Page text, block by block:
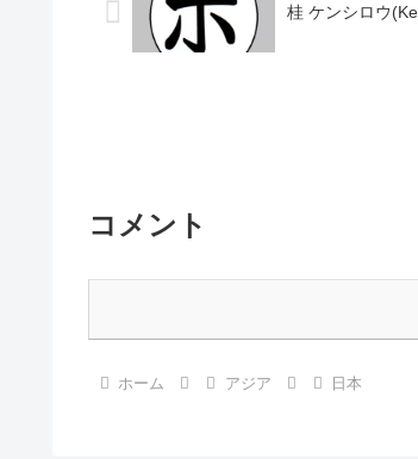
桂 ケンシロウ
コメント
ホーム アジア 日本